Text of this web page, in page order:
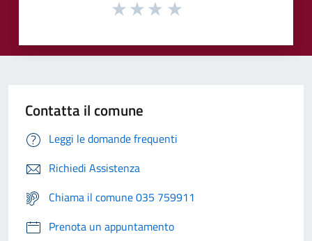
Contatta il comune
Leggi le domande frequenti
Richiedi Assistenza
Chiama il comune 035 759911
Prenota un appuntamento